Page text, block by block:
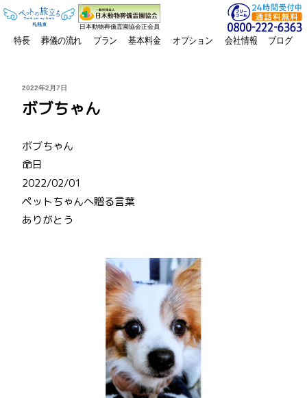
日本動物葬儀霊園協会正会員
特長 葬儀の流れ プラン 基本料金 オプション 会社情報 ブログ
投
日:
2022年2月7日
ボブちゃん
ボブちゃん
命日
2022/02/01
ペットちゃんへ贈る言葉
ありがとう